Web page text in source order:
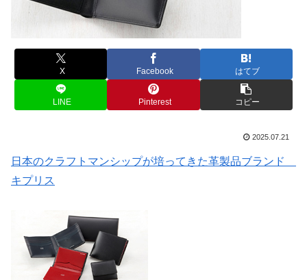
X Facebook はてブ
LINE Pinterest コピー
2025.07.21
日本のクラフトマンシップが培ってきた革製品ブランド
キプリス